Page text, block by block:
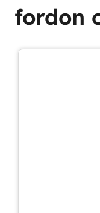
fordon